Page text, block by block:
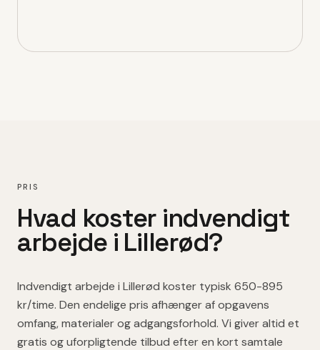
PRIS
Hvad koster indvendigt
arbejde i Lillerød?
Indvendigt arbejde i Lillerød koster typisk 650-895
kr/time. Den endelige pris afhænger af opgavens
omfang, materialer og adgangsforhold. Vi giver altid et
gratis og uforpligtende tilbud efter en kort samtale